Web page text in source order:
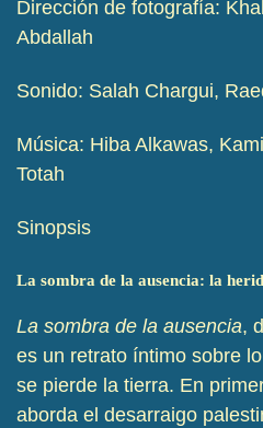
Dirección de fotografía:
Abdallah
Sonido: Salah Chargui,
Música: Hiba Alkawas,
Totah
Sinopsis
La sombra de la ausencia: la
La sombra de la ausencia,
es un retrato íntimo sobre
se pierde la tierra. En
aborda el desarraigo